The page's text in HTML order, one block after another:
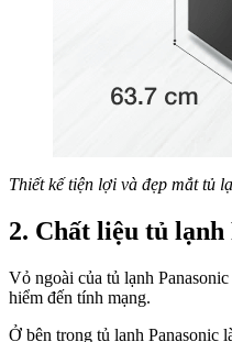
Thiết kế tiện lợi và đẹp mắt tủ
2. Chất liệu tủ
Vỏ ngoài của tủ lạnh
hiểm đến tính mạng.
Ở bên trong tủ lạnh Panasonic